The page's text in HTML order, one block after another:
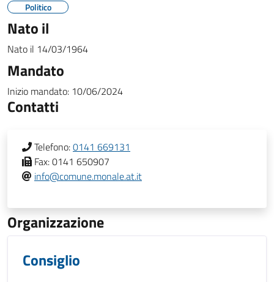
Politico
Nato il
Nato il 14/03/1964
Mandato
Inizio mandato: 10/06/2024
Contatti
Telefono:0141 669131
Fax:0141 650907
info@comune.monale.at.it
Organizzazione
Consiglio